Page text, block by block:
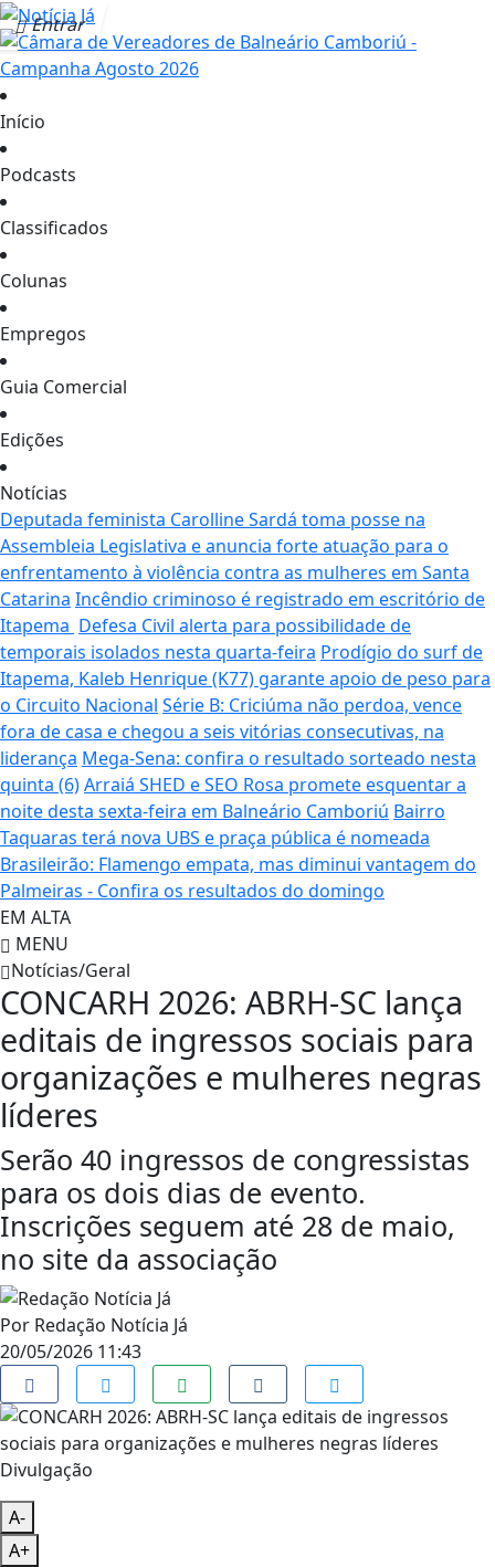
Entrar
Início
Podcasts
Classificados
Colunas
Empregos
Guia Comercial
Edições
Notícias
Deputada feminista Carolline Sardá toma posse na
Assembleia Legislativa e anuncia forte atuação para o
enfrentamento à violência contra as mulheres em Santa
Catarina Incêndio criminoso é registrado em escritório de
Itapema Defesa Civil alerta para possibilidade de
temporais isolados nesta quarta-feira Prodígio do surf de
Itapema, Kaleb Henrique (K77) garante apoio de peso para
o Circuito Nacional Série B: Criciúma não perdoa, vence
fora de casa e chegou a seis vitórias consecutivas, na
liderança Mega-Sena: confira o resultado sorteado nesta
quinta (6)Arraiá SHED e SEO Rosa promete esquentar a
noite desta sexta-feira em Balneário Camboriú Bairro
Taquaras terá nova UBS e praça pública é nomeada
Brasileirão: Flamengo empata, mas diminui vantagem do
Palmeiras - Confira os resultados do domingo
EM ALTA
MENU
Notícias/Geral
CONCARH 2026: ABRH-SC lança
editais de ingressos sociais para
organizações e mulheres negras
líderes
Serão 40 ingressos de congressistas
para os dois dias de evento.
Inscrições seguem até 28 de maio,
no site da associação
Por Redação Notícia Já
20/05/2026 11:43
Divulgação
A-
A+